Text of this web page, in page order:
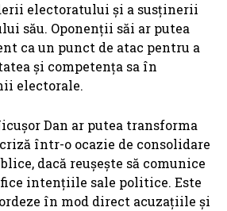
electoratului și a susținerii
său. Oponenții săi ar putea
ca un punct de atac pentru a
și competența sa în
electorale.
Dan ar putea transforma
într-o ocazie de consolidare
dacă reușește să comunice
intențiile sale politice. Este
în mod direct acuzațiile și